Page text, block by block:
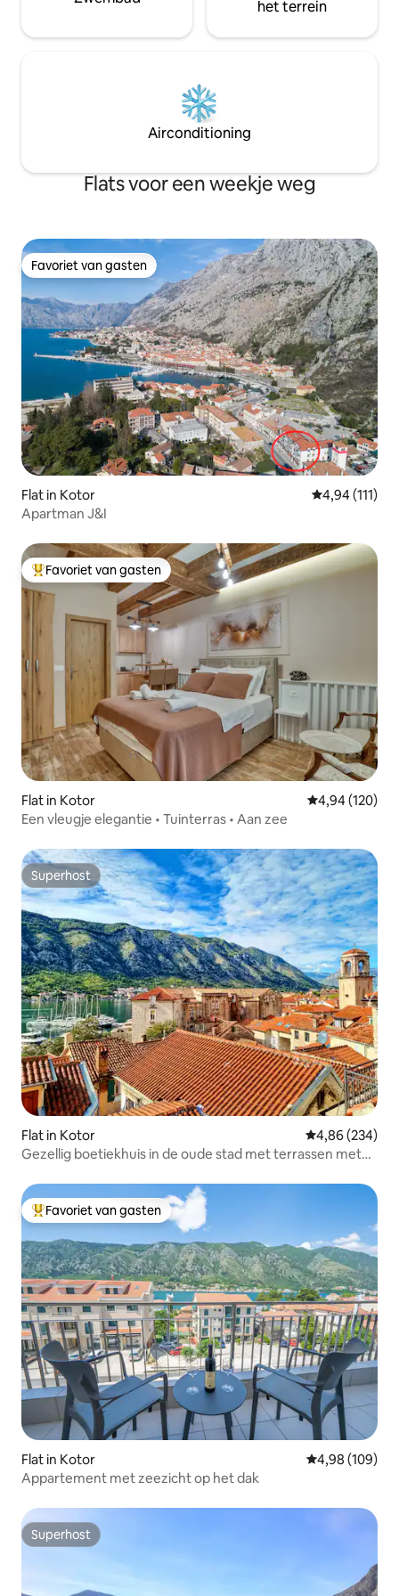
het terrein
Airconditioning
Flats voor een weekje weg
Favoriet van gasten
Favoriet van gasten
Flat in Kotor Gemiddelde
4,94 (111)
Apartman J&I
Topfavoriet van gasten
Favoriet van gasten
Flat in Kotor Gemiddelde
4,94 (120)
Een vleugje elegantie • Tuinterras • Aan zee
Superhost
Superhost
Flat in Kotor Gemiddelde
4,86 (234)
Gezellig boetiekhuis in de oude stad met terrassen met
Topfavoriet van gasten
Favoriet van gasten
Flat in Kotor Gemiddelde
4,98 (109)
Appartement met zeezicht op het dak
Superhost
Superhost